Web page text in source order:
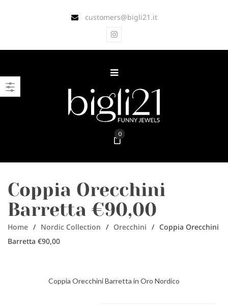
customers@bigli21.it
0
Coppia Orecchini
Barretta €90,00
Home / Nordic Collection / Orecchini / Coppia Orecchini
Barretta €90,00
Coppia Orecchini Barretta in Oro Nordico